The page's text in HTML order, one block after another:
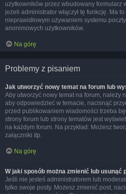
użytkowników przez wbudowany formularz
jeżeli administrator włączył tę funkcję. Ma
nieprawidłowym używaniem systemu
anonimowych użytkowników.
Na górę
Problemy z pisaniem
Jak utworzyć nowy temat na forum lub
Aby utworzyć nowy temat na forum, należy
aby odpowiedzieć w temacie, nacisnąć
przed publikowaniem wiadomości trzeba
strony forum lub strony tematów jest
na każdym forum. Na przykład: Możesz
załączniki itp.
Na górę
W jaki sposób można zmienić lub usunąć
Jeśli nie jesteś administratorem lub
tylko swoje posty. Możesz zmienić post,